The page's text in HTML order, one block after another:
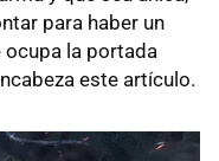
para haber un
ocupa la portada
este artículo.